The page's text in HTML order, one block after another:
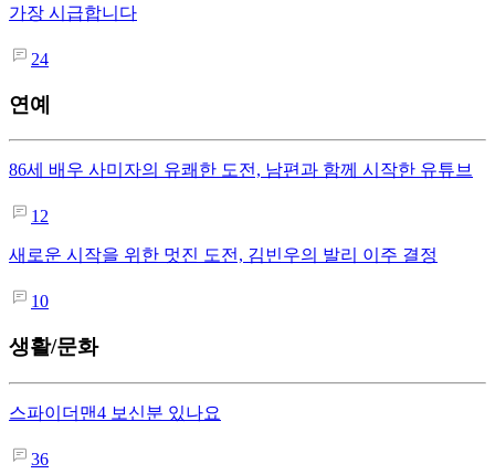
가장 시급합니다
24
연예
86세 배우 사미자의 유쾌한 도전, 남편과 함께 시작한 유튜브
12
새로운 시작을 위한 멋진 도전, 김빈우의 발리 이주 결정
10
생활/문화
스파이더맨4 보신분 있나요
36